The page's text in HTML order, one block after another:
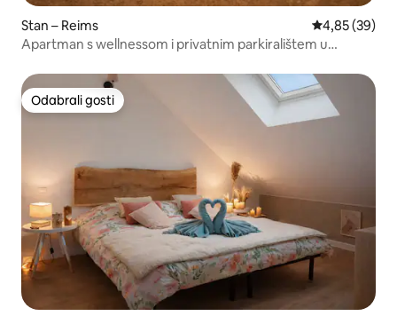
Stan – Reims Prosječna
4,85 (39)
Apartman s wellnessom i privatnim parkiralištem u
Odabrali gosti
Odabrali gosti